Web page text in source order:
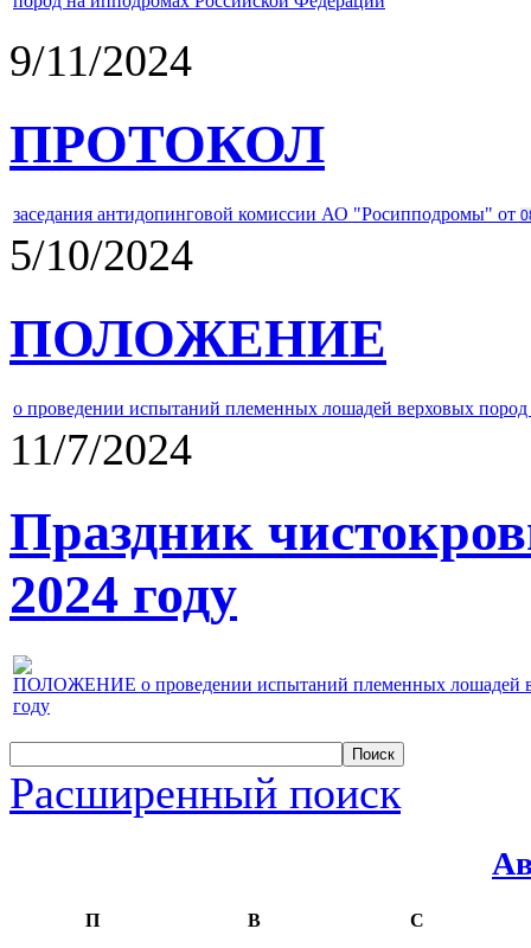
9/11/2024
ПРОТОКОЛ
заседания антидопинговой комиссии АО "Росипподромы" от
5/10/2024
ПОЛОЖЕНИЕ
о проведении испытаний племенных лошадей верховых
11/7/2024
Праздник
2024 году
ПОЛОЖЕНИЕ о проведении испытаний племенных лошадей
году
Расширенный поиск
П В С